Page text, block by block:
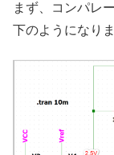
まず、コンパレ
下のようになりま